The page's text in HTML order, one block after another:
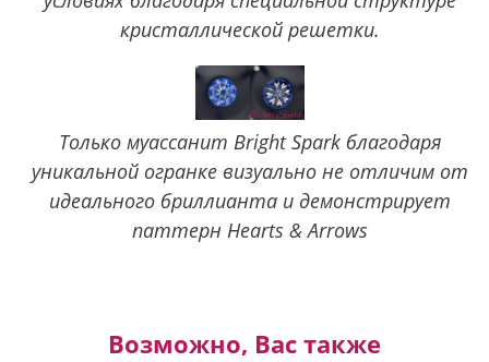
кристаллической решетки.
Только муассанит Bright Spark благодаря
уникальной огранке визуально не отличим от
идеального бриллианта и демонстрирует
паттерн Hearts & Arrows
Возможно, Вас также